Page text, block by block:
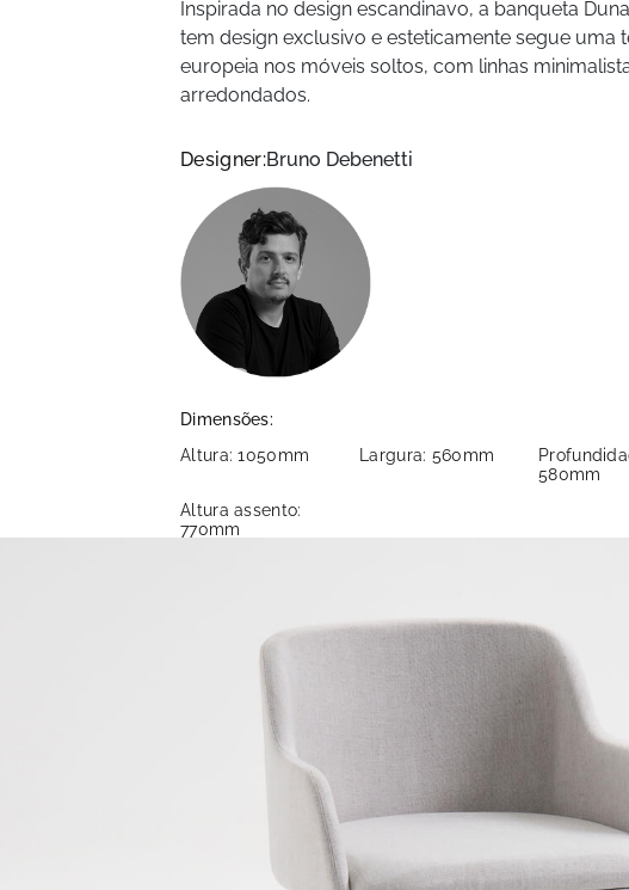
Inspirada no design escandinavo, a banqueta
tem design exclusivo e esteticamente segue uma
europeia nos móveis soltos, com linhas
arredondados.
Designer:Bruno Debenetti
Dimensões:
Altura: 1050mm
Largura: 560mm
580mm
Altura assento:
770mm